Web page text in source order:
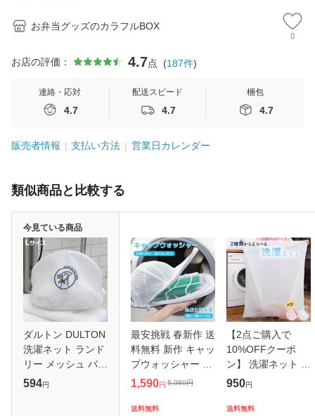
お弁当グッズのカラフルBOX
0
お店の評価： 4.7点 (187件)
連絡・応対
4.7
配送スピード
4.7
梱包
4.7
販売者情報 支払い方法 営業日カレンダー
類似商品と比較する
ダルトン DULTON
洗濯ネット ランド
リー メッシュ バッ
グ OVAL L （ ラン
594円
今見ている商品
最安挑戦 春新作 送
料無料 新作 キャッ
プウォッシャー 帽
子 洗濯ネット 保護
プ 洗い 洗う 洗え
1,590円 5,980円
送料無料
【2点ご購入で
10%OFFクーポ
ン】 洗濯ネット 大
型 洗濯 ネット 洗
ーネット 洗濯用品
950円
送料無料